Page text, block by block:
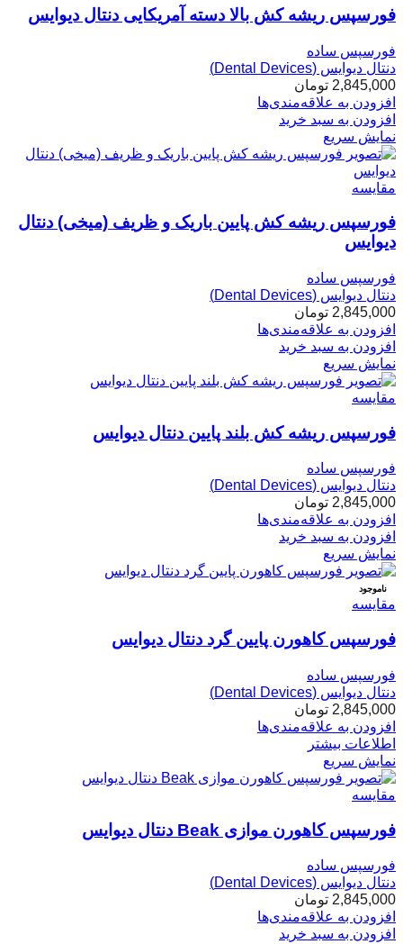
فورسپس ریشه کش بالا دسته آمریکایی دنتال دیوایس
فورسپس ساده
دنتال دیوایس (Dental Devices)
2,845,000 تومان
افزودن به علاقه‌مندی‌ها
افزودن به سبد خرید
نمایش سریع
مقایسه
فورسپس ریشه کش پایین باریک و ظریف (میخی) دنتال
دیوایس
فورسپس ساده
دنتال دیوایس (Dental Devices)
2,845,000 تومان
افزودن به علاقه‌مندی‌ها
افزودن به سبد خرید
نمایش سریع
مقایسه
فورسپس ریشه کش بلند پایین دنتال دیوایس
فورسپس ساده
دنتال دیوایس (Dental Devices)
2,845,000 تومان
افزودن به علاقه‌مندی‌ها
افزودن به سبد خرید
نمایش سریع
ناموجود
مقایسه
فورسپس کاهورن پایین گرد دنتال دیوایس
فورسپس ساده
دنتال دیوایس (Dental Devices)
2,845,000 تومان
افزودن به علاقه‌مندی‌ها
اطلاعات بیشتر
نمایش سریع
مقایسه
فورسپس کاهورن موازی Beak دنتال دیوایس
فورسپس ساده
دنتال دیوایس (Dental Devices)
2,845,000 تومان
افزودن به علاقه‌مندی‌ها
افزودن به سبد خرید